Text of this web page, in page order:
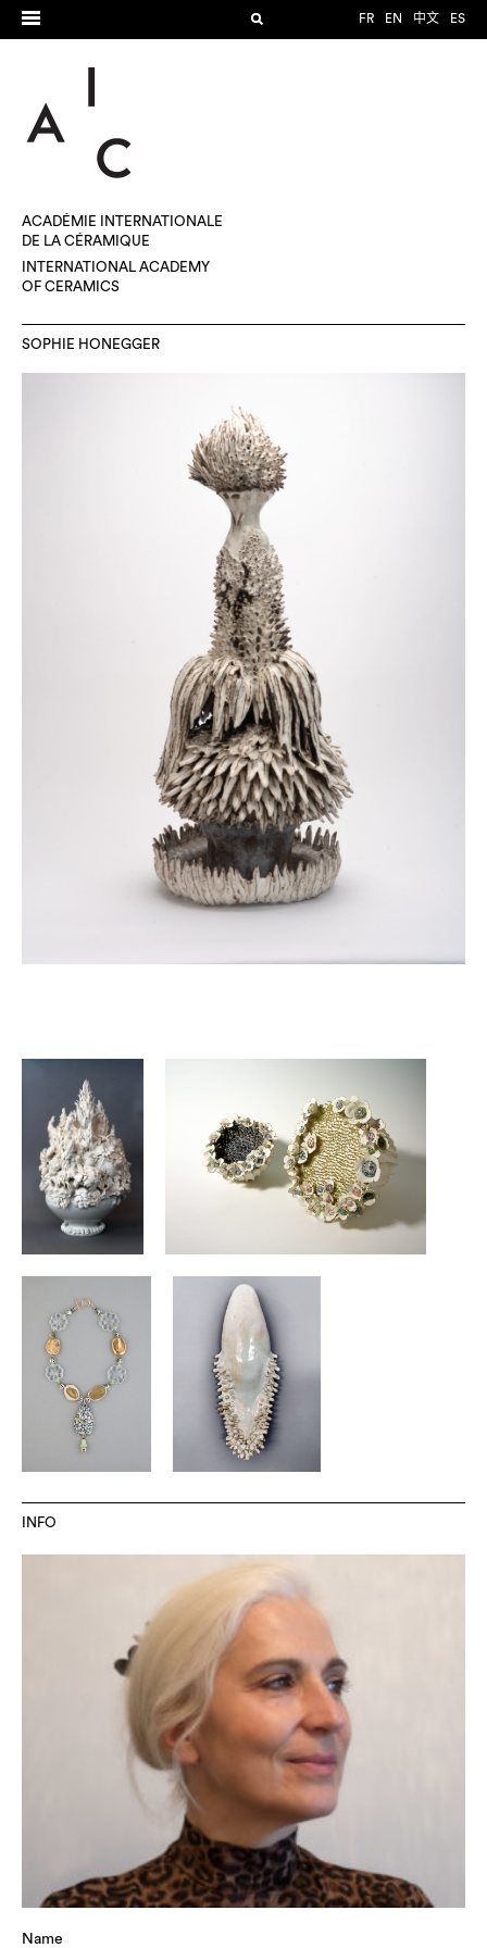
FR EN 中文 ES
ACADÉMIE INTERNATIONALE
DE LA CÉRAMIQUE
INTERNATIONAL ACADEMY
OF CERAMICS
SOPHIE HONEGGER
INFO
Name